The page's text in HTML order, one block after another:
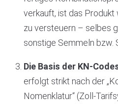
verkauft, ist das Produkt
zu versteuern – selbes
sonstige Semmeln bzw.
Die Basis der KN-
erfolgt strikt nach der
Nomenklatur“ (Zoll-